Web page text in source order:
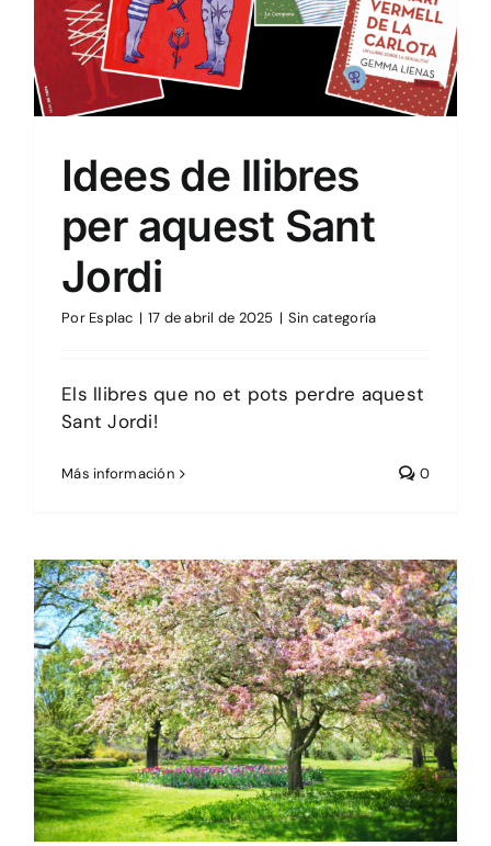
Idees de llibres
per aquest Sant
Jordi
Por Esplac | 17 de abril de 2025 | Sin categoría
Els llibres que no et pots perdre aquest
Sant Jordi!
Más información 0
Sin categoría